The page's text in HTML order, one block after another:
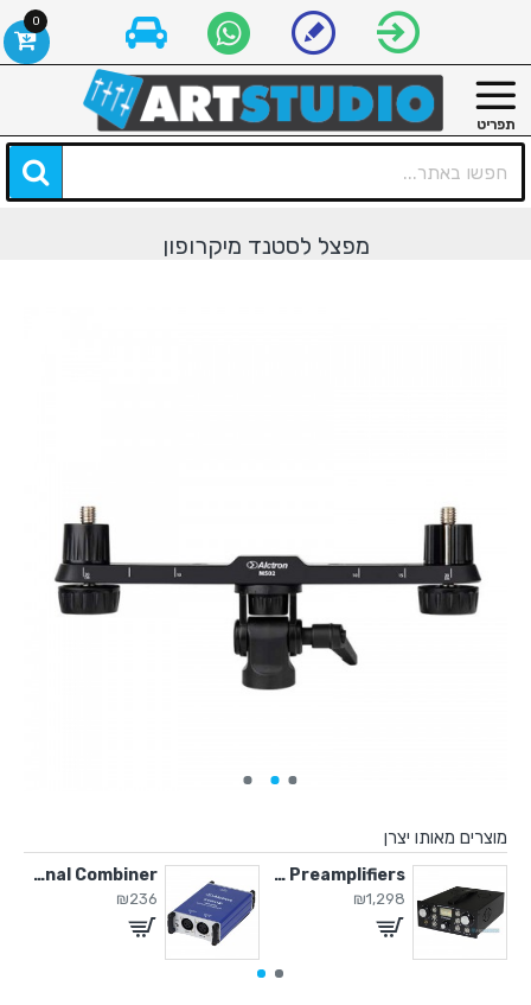
מפצל לסטנד מיקרופון
מוצרים מאותו יצרן
Pro Tube Mic Preamplifiers
₪1,298
Signal Combiner
₪236
0